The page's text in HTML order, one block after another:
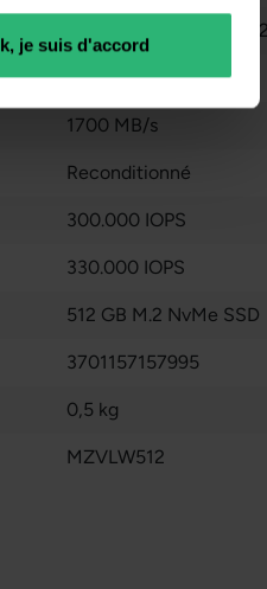
je suis d'accord
1 x intern - M.2 2230/
Non
1700 MB/s
Reconditionné
300.000 IOPS
330.000 IOPS
512 GB M.2 NvMe SSD
3701157157995
0,5 kg
MZVLW512